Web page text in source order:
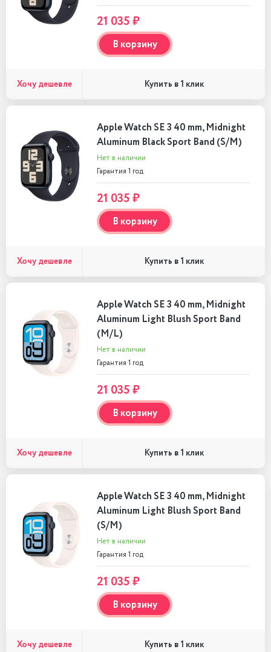
21 035 ₽
В корзину
Хочу дешевле Купить в 1 клик
Apple Watch SE 3 40 mm, Midnight
Aluminum Black Sport Band (S/M)
Нет в наличии
Гарантия 1 год
21 035 ₽
В корзину
Хочу дешевле Купить в 1 клик
Apple Watch SE 3 40 mm, Midnight
Aluminum Light Blush Sport Band
(M/L)
Нет в наличии
Гарантия 1 год
21 035 ₽
В корзину
Хочу дешевле Купить в 1 клик
Apple Watch SE 3 40 mm, Midnight
Aluminum Light Blush Sport Band
(S/M)
Нет в наличии
Гарантия 1 год
21 035 ₽
В корзину
Хочу дешевле Купить в 1 клик